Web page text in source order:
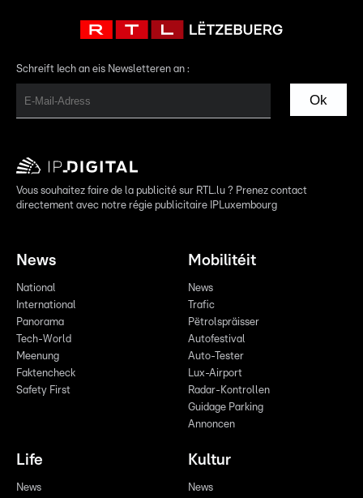
Schreift Iech an eis Newsletteren an :
Ok
Vous souhaitez faire de la publicité sur RTL.lu ? Prenez contact
directement avec notre régie publicitaire IPLuxembourg
News
National
International
Panorama
Tech-World
Meenung
Faktencheck
Safety First
Mobilitéit
News
Trafic
Pëtrolspräisser
Autofestival
Auto-Tester
Lux-Airport
Radar-Kontrollen
Guidage Parking
Annoncen
Life
News
Kultur
News